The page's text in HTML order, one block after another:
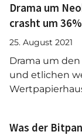
Drama um
crasht um 36%
25. August 2021
Drama um
und etlichen
Was der